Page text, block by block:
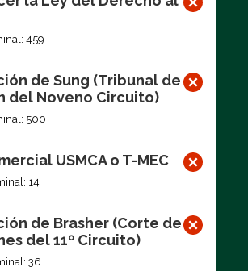
459
de Sung (Tribunal de
del Noveno Circuito)
500
USMCA o T-MEC
14
de Brasher (Corte de
del 11º Circuito)
36